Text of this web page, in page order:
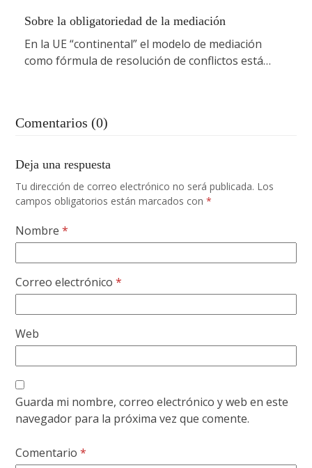
Sobre la obligatoriedad de la mediación
En la UE “continental” el modelo de mediación
como fórmula de resolución de conflictos está…
Comentarios (0)
Deja una respuesta
Tu dirección de correo electrónico no será publicada. Los
campos obligatorios están marcados con*
Nombre*
Correo electrónico*
Web
Guarda mi nombre, correo electrónico y web en este
navegador para la próxima vez que comente.
Comentario*